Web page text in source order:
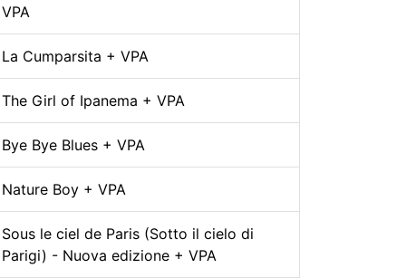
VPA
La Cumparsita + VPA
The Girl of Ipanema + VPA
Bye Bye Blues + VPA
Nature Boy + VPA
Sous le ciel de Paris (Sotto il cielo di
Parigi) - Nuova edizione + VPA